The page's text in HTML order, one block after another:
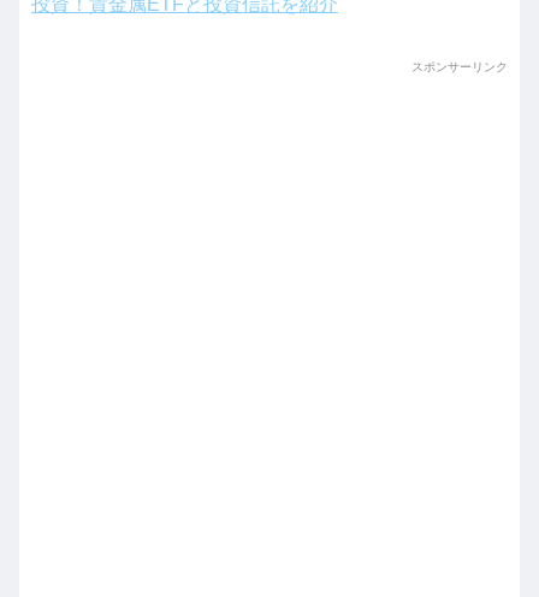
投資！貴金属ETFと投資信託を紹介
スポンサーリンク